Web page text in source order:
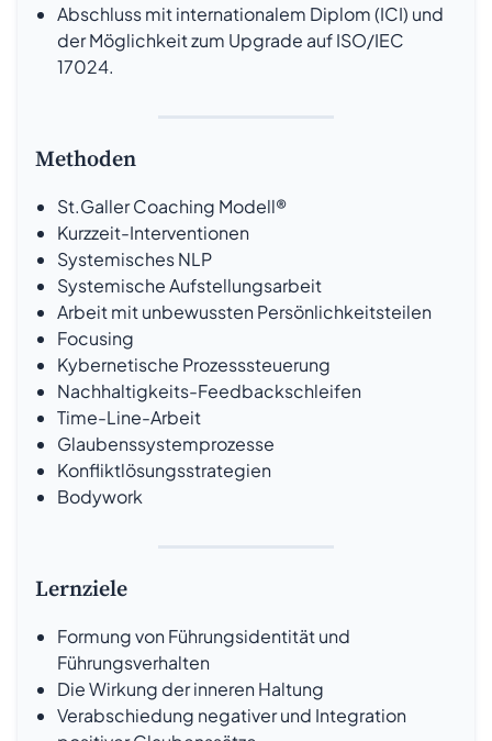
Abschluss mit internationalem Diplom (ICI) und
der Möglichkeit zum Upgrade auf ISO/IEC
17024.
Methoden
St.Galler Coaching Modell®
Kurzzeit-Interventionen
Systemisches NLP
Systemische Aufstellungsarbeit
Arbeit mit unbewussten Persönlichkeitsteilen
Focusing
Kybernetische Prozesssteuerung
Nachhaltigkeits-Feedbackschleifen
Time-Line-Arbeit
Glaubenssystemprozesse
Konfliktlösungsstrategien
Bodywork
Lernziele
Formung von Führungsidentität und
Führungsverhalten
Die Wirkung der inneren Haltung
Verabschiedung negativer und Integration